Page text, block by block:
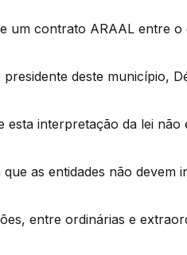
um contrato ARAAL entre
deste município,
esta interpretação da lei não
as entidades não
entre ordinárias e